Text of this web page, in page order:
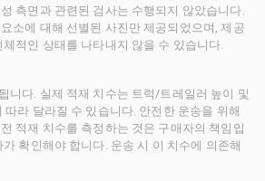
측면과 관련된 검사는 수행되지 않았습니다.
소에 대해 선별된 사진만 제공되었으며, 제공
적인 상태를 나타내지 않을 수 있습니다.
니다. 실제 적재 치수는 트럭/트레일러 높이 및
라 달라질 수 있습니다. 안전한 운송을 위해
적재 치수를 측정하는 것은 구매자의 책임입
확인해야 합니다. 운송 시 이 치수에 의존해